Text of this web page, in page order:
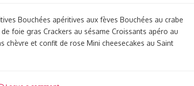
Bouchées apéritives aux fèves Bouchées au crabe
foie gras Crackers au sésame Croissants apéro au
chèvre et confit de rose Mini cheesecakes au Saint